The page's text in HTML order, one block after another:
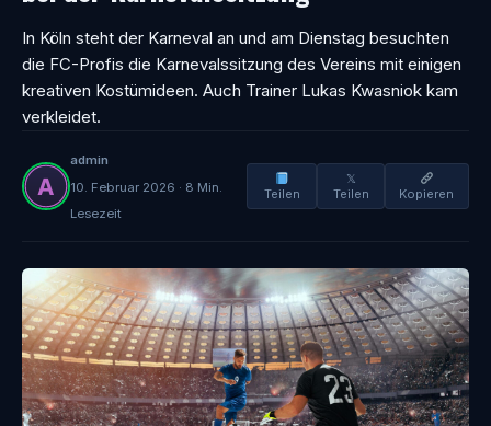
In Köln steht der Karneval an und am Dienstag besuchten
die FC-Profis die Karnevalssitzung des Vereins mit einigen
kreativen Kostümideen. Auch Trainer Lukas Kwasniok kam
verkleidet.
admin
10. Februar 2026 · 8 Min.
Lesezeit
Teilen
𝕏
Teilen
Kopieren